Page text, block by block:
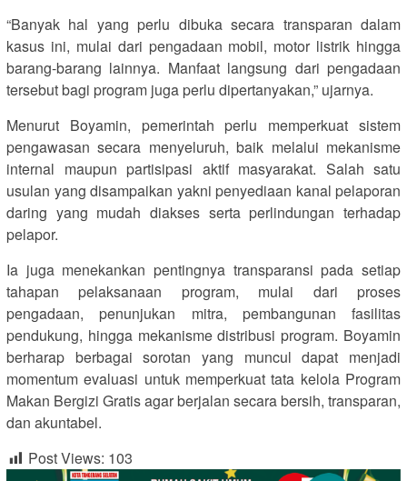
“Banyak hal yang perlu dibuka secara transparan dalam
kasus ini, mulai dari pengadaan mobil, motor listrik hingga
barang-barang lainnya. Manfaat langsung dari pengadaan
tersebut bagi program juga perlu dipertanyakan,” ujarnya.
Menurut Boyamin, pemerintah perlu memperkuat sistem
pengawasan secara menyeluruh, baik melalui mekanisme
internal maupun partisipasi aktif masyarakat. Salah satu
usulan yang disampaikan yakni penyediaan kanal pelaporan
daring yang mudah diakses serta perlindungan terhadap
pelapor.
Ia juga menekankan pentingnya transparansi pada setiap
tahapan pelaksanaan program, mulai dari proses
pengadaan, penunjukan mitra, pembangunan fasilitas
pendukung, hingga mekanisme distribusi program. Boyamin
berharap berbagai sorotan yang muncul dapat menjadi
momentum evaluasi untuk memperkuat tata kelola Program
Makan Bergizi Gratis agar berjalan secara bersih, transparan,
dan akuntabel.
Post Views: 103